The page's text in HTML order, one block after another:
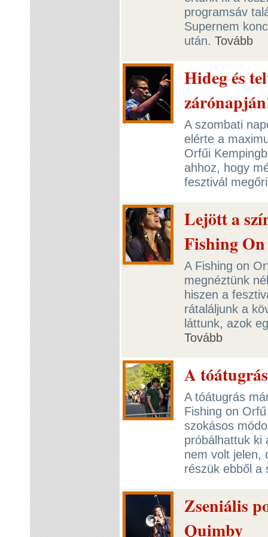
programsáv
Supernem
után. Tovább
Hideg és
A szombati
elérte a
Orfűi
ahhoz, hogy
fesztivál
Lejött a
Fishing
A Fishing on
megnéztünk
hiszen a
rátaláljunk a
láttunk, azok
Tovább
A
A tóátugrás
Fishing on
szokásos
próbálhattuk ki
nem volt jelen,
részük ebből
Zseniális
Quimby